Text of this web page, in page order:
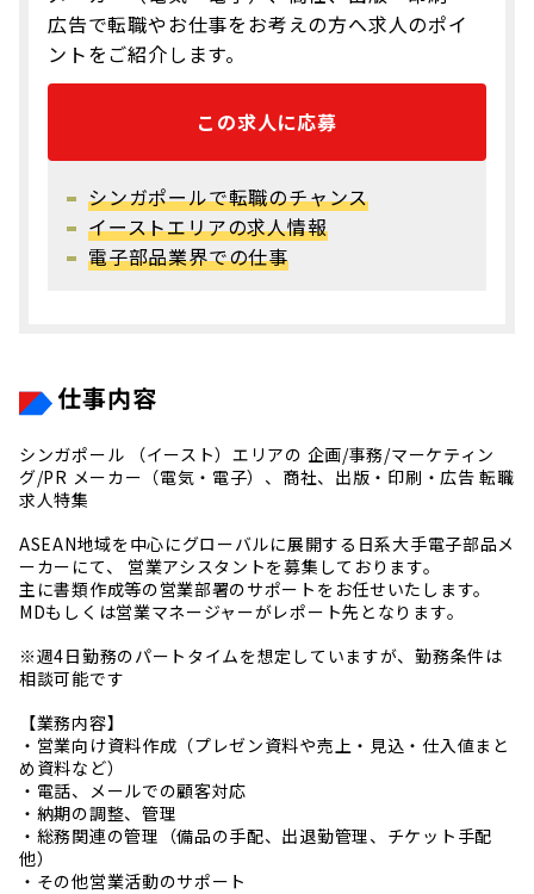
広告で転職やお仕事をお考えの方へ求人のポイ
ントをご紹介します。
この求人に応募
シンガポールで転職のチャンス
イーストエリアの求人情報
電子部品業界での仕事
仕事内容
シンガポール （イースト）エリアの 企画/事務/マーケティン
グ/PR メーカー（電気・電子）、商社、出版・印刷・広告 転職
求人特集
ASEAN地域を中心にグローバルに展開する日系大手電子部品メ
ーカーにて、 営業アシスタントを募集しております。
主に書類作成等の営業部署のサポートをお任せいたします。
MDもしくは営業マネージャーがレポート先となります。
※週4日勤務のパートタイムを想定していますが、勤務条件は
相談可能です
【業務内容】
・営業向け資料作成（プレゼン資料や売上・見込・仕入値まと
め資料など）
・電話、メールでの顧客対応
・納期の調整、管理
・総務関連の管理（備品の手配、出退勤管理、チケット手配
他）
・その他営業活動のサポート